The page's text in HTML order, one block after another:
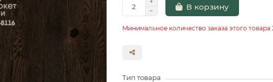
В корзину
Минимальное количество заказа этого товара
Тип товара